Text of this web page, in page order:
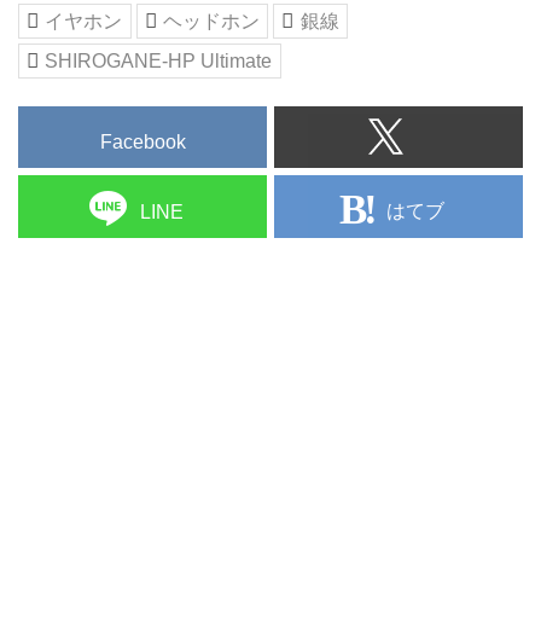
イヤホン
ヘッドホン
銀線
SHIROGANE-HP Ultimate
Facebook
LINE はてブ